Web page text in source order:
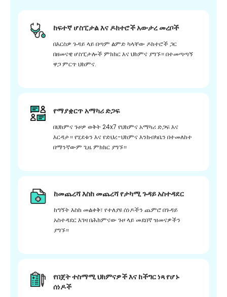
ከፍተኛ ሆስፒታል እና ዶክተሮች አውታረ መረቦች
በእርስዎ ጉዳይ ላይ በጣም ልምድ ካላቸው ዶክተሮች ጋር
በዘመናዊ ሆስፒታሎች ምክክር እና ህክምና ያግኙ። በተመጣጣኝ
ዋጋ ምርጥ ህክምና.
የማያቋርጥ አማካሪ ድጋፍ
በህክምና ጉዞዎ ወቅት 24x7 የህክምና አማካሪ ድጋፍ እና
እርዳታ። የሂደቱን እና የድህረ-ህክምና እንክብካቤን በተመለከተ
በማንኛውም ጊዜ ምክክር ያግኙ።
ከመጨረሻ እስከ መጨረሻ የታካሚ ጉዳይ አስተዳደር
ከግኝት እስከ መልቀቅ፣ የተለያዩ ሰነዶችን ጨምሮ በጉዳይ
አስተዳደር እገዛ በሕክምናው ጉዞ ላይ መደበኛ ዝመናዎችን
ያግኙ።
የበጀት ተስማሚ ህክምናዎች እና ከችግር ነጻ የሆኑ
ሰነዶች